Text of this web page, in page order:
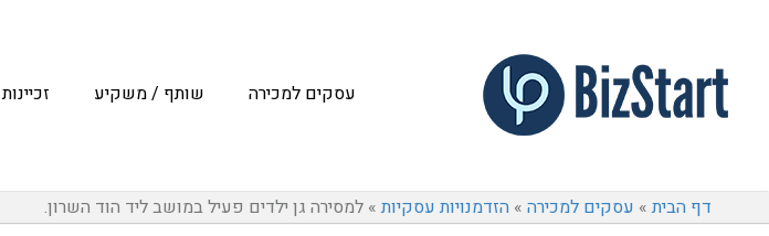
עסקים למכירה שותף / משקיע זכיינות
דף הבית» עסקים למכירה » הזדמנויות עסקיות» למסירה גן ילדים פעיל במושב ליד הוד השרון.